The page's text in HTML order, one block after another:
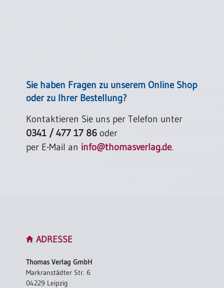
Sie haben Fragen zu unserem Online Shop
oder zu Ihrer Bestellung?
Kontaktieren Sie uns per Telefon unter
0341 / 477 17 86 oder
per E-Mail an info@thomasverlag.de.
ADRESSE
Thomas Verlag GmbH
Markranstädter Str. 6
04229 Leipzig